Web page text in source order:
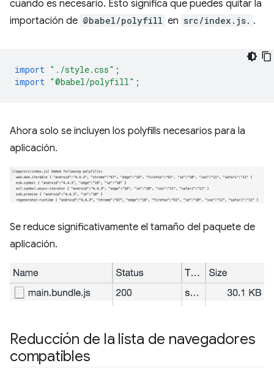
cuando es necesario. Esto significa que puedes quitar la
importación de @babel/polyfill en src/index.js. .
import "./style.css" ;
import "@babel/polyfill" ;
Ahora solo se incluyen los polyfills necesarios para la
aplicación.
Se reduce significativamente el tamaño del paquete de
aplicación.
Reducción de la lista de navegadores
compatibles